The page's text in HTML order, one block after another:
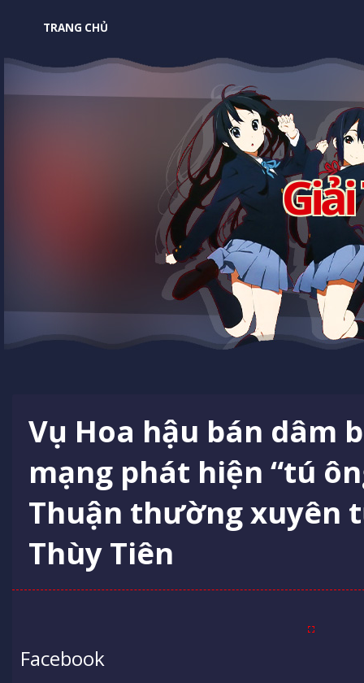
TRANG CHỦ
Vụ Hoa hậu bán dâm
mạng phát hiện “tú
Thuận thường xuyên
Thùy Tiên
Facebook